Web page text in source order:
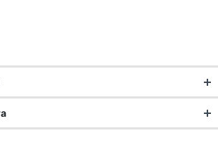
Философия